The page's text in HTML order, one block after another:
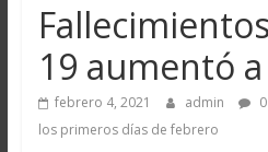
19 aumentó
febrero 4, 2021 admin
los primeros días de febrero